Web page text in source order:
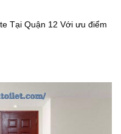
Tại Quận 12 Với ưu điểm